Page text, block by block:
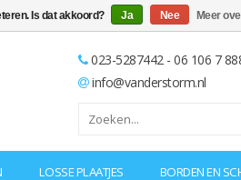
023-5287442 - 06 106 7
info@vanderstorm.nl
LOSSE PLAATJES BORDEN EN
Is dat akkoord? Ja Nee Meer